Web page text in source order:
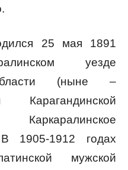
25 мая 1891
уезде
(ныне –
Карагандинской
1905-1912 годах
мужской